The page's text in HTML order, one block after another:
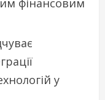
фінансовим
у